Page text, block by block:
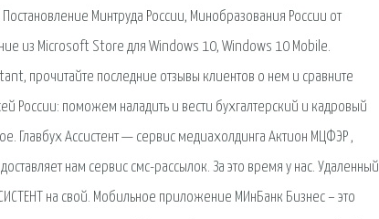
Минтруда России, Минобразования России от
из Microsoft Store для Windows 10, Windows 10 Mobile.
прочитайте последние отзывы клиентов о нем и сравните
России: поможем наладить и вести бухгалтерский и кадровый
Главбух Ассистент — сервис медиахолдинга Актион МЦФЭР ,
нам сервис смс-рассылок. За это время у нас. Удаленный
на свой. Мобильное приложение МИнБанк Бизнес – это